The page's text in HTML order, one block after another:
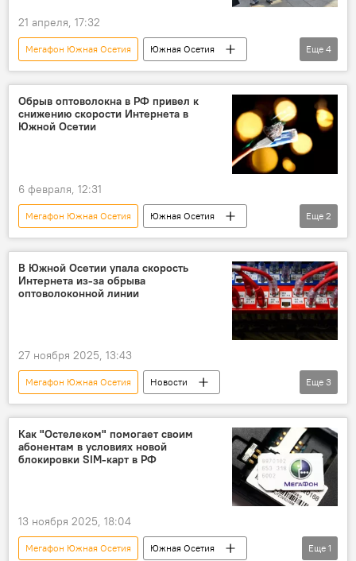
21 апреля, 17:32
Мегафон Южная Осетия
Южная Осетия
Новости
Спорт
Дзауский район РЮО
Россия
Еще 4
Обрыв оптоволокна в РФ привел к
снижению скорости Интернета в
Южной Осетии
6 февраля, 12:31
Мегафон Южная Осетия
Южная Осетия
Новости
Интернет
Еще 2
В Южной Осетии упала скорость
Интернета из-за обрыва
оптоволоконной линии
27 ноября 2025, 13:43
Мегафон Южная Осетия
Новости
Южная Осетия
Интернет
Общество
Еще 3
Как "Остелеком" помогает своим
абонентам в условиях новой
блокировки SIM-карт в РФ
13 ноября 2025, 18:04
Мегафон Южная Осетия
Южная Осетия
Еще 1